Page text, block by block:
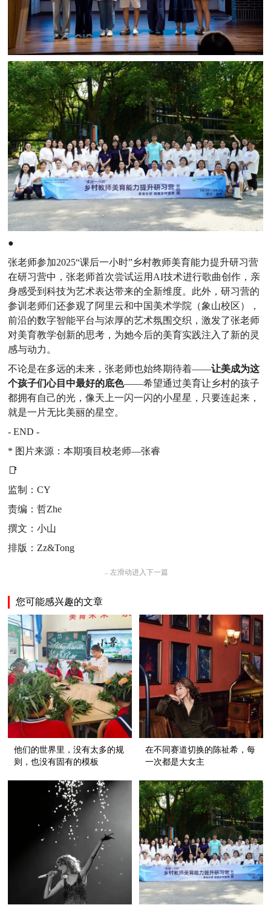
●
张老师参加2025“课后一小时”乡村教师美育能力提升研习营
在研习营中，张老师首次尝试运用AI技术进行歌曲创作，亲
身感受到科技为艺术表达带来的全新维度。此外，研习营的
参训老师们还参观了阿里云和中国美术学院（象山校区），
前沿的数字智能平台与浓厚的艺术氛围交织，激发了张老师
对美育教学创新的思考，为她今后的美育实践注入了新的灵
感与动力。
不论是在多远的未来，张老师也始终期待着——让美成为这
个孩子们心目中最好的底色——希望通过美育让乡村的孩子
都拥有自己的光，像天上一闪一闪的小星星，只要连起来，
就是一片无比美丽的星空。
- END -
* 图片来源：本期项目校老师—张睿
📑
监制：CY
责编：哲Zhe
撰文：小山
排版：Zz&Tong
← 左滑动进入下一篇
您可能感兴趣的文章
他们的世界里，没有太多的规
则，也没有固有的模板
在不同赛道切换的陈祉希，每
一次都是大女主